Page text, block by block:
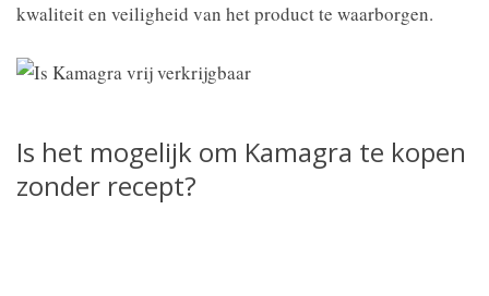
kwaliteit en veiligheid van het product te waarborgen.
Is het mogelijk om Kamagra te kopen
zonder recept?